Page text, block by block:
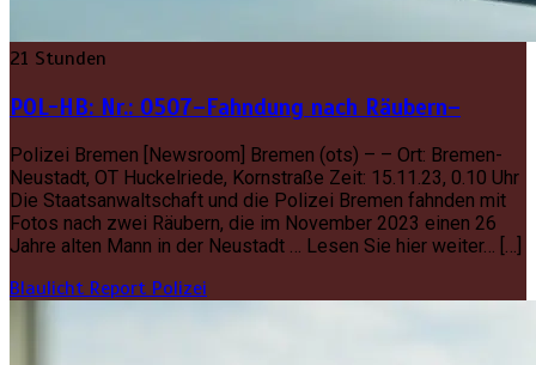
21 Stunden
POL-HB: Nr.: 0507–Fahndung nach Räubern–
Polizei Bremen [Newsroom] Bremen (ots) – – Ort: Bremen-
Neustadt, OT Huckelriede, Kornstraße Zeit: 15.11.23, 0.10 Uhr
Die Staatsanwaltschaft und die Polizei Bremen fahnden mit
Fotos nach zwei Räubern, die im November 2023 einen 26
Jahre alten Mann in der Neustadt … Lesen Sie hier weiter… […]
Blaulicht Report Polizei